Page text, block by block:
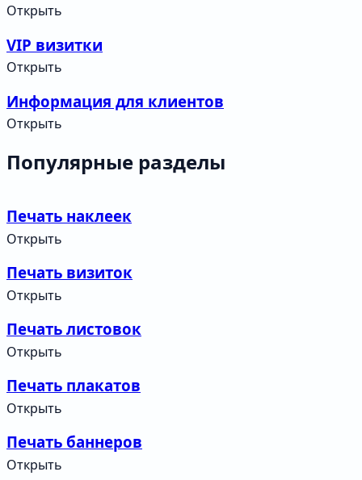
Открыть
VIP визитки
Открыть
Информация для клиентов
Открыть
Популярные разделы
Печать наклеек
Открыть
Печать визиток
Открыть
Печать листовок
Открыть
Печать плакатов
Открыть
Печать баннеров
Открыть